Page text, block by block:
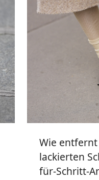
Wie
lackierten
für-Schritt-